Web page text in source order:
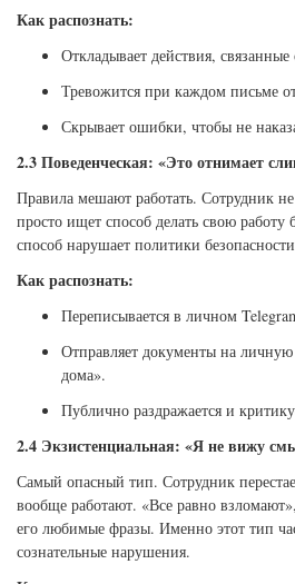
Как распознать:
Откладывает действия,
Тревожится при каждом письме
Скрывает ошибки, чтобы не
2.3 Поведенческая: «Это отнимает
Правила мешают работать. Сотрудник
просто ищет способ делать свою работу
способ нарушает политики
Как распознать:
Переписывается в личном
Отправляет документы на
дома».
Публично раздражается и
2.4 Экзистенциальная: «Я не вижу
Самый опасный тип. Сотрудник
вообще работают. «Все равно
его любимые фразы. Именно этот тип
сознательные нарушения.